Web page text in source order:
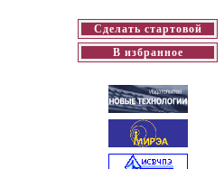
Сделать стартовой
В избранное